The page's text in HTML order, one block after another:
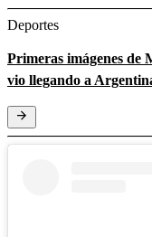
Deportes
Primeras imágenes de
vio llegando a